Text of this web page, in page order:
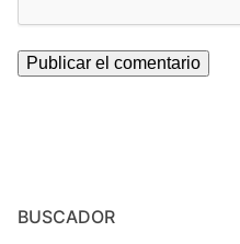
BUSCADOR